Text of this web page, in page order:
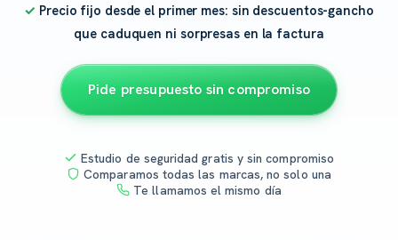
Precio fijo desde el primer mes: sin descuentos-gancho
que caduquen ni sorpresas en la factura
Pide presupuesto sin compromiso
Estudio de seguridad gratis y sin compromiso
Comparamos todas las marcas, no solo una
Te llamamos el mismo día